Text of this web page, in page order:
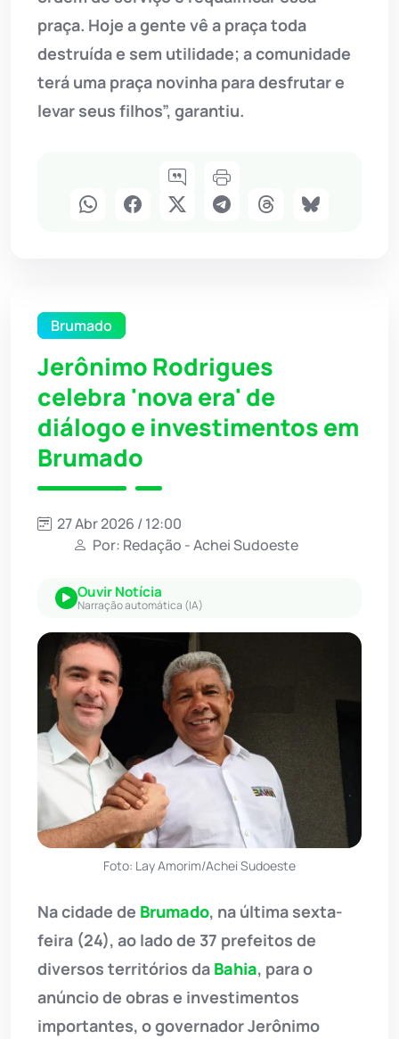
praça. Hoje a gente vê a praça toda
destruída e sem utilidade; a comunidade
terá uma praça novinha para desfrutar e
levar seus filhos”, garantiu.
Brumado
Jerônimo Rodrigues
celebra 'nova era' de
diálogo e investimentos em
Brumado
27 Abr 2026 / 12:00
Por: Redação - Achei Sudoeste
Ouvir Notícia
Narração automática (IA)
Foto: Lay Amorim/Achei Sudoeste
Na cidade de Brumado, na última sexta-
feira (24), ao lado de 37 prefeitos de
diversos territórios da Bahia, para o
anúncio de obras e investimentos
importantes, o governador Jerônimo